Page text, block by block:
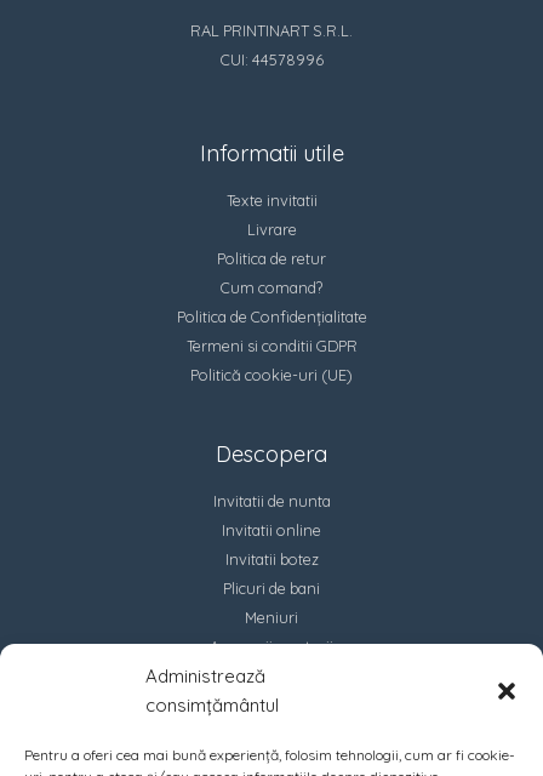
Administrează
consimțământul
Pentru a oferi cea mai bună experiență, folosim tehnologii, cum ar fi cookie-
RAL PRINTINART S.R.L.
CUI: 44578996
Informatii utile
Texte invitatii
Livrare
Politica de retur
Cum comand?
Politica de Confidențialitate
Termeni si conditii GDPR
Politică cookie-uri (UE)
Descopera
Invitatii de nunta
Invitatii online
Invitatii botez
Plicuri de bani
Meniuri
Accesorii marturii
Contact